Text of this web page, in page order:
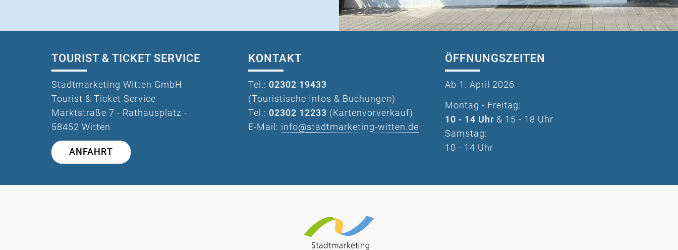
TOURIST & TICKET SERVICE
Stadtmarketing Witten GmbH
Tourist & Ticket Service
Marktstraße 7 - Rathausplatz -
58452 Witten
ANFAHRT
KONTAKT
Tel.: 02302 19433
(Touristische Infos & Buchungen)
Tel.: 02302 12233 (Kartenvorverkauf)
E-Mail: info@stadtmarketing-witten.de
ÖFFNUNGSZEITEN
Ab 1. April 2026
Montag - Freitag:
10 - 14 Uhr & 15 - 18 Uhr
Samstag:
10 - 14 Uhr